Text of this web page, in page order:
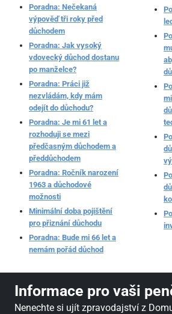
Poradna: Nečekaná
výpověď tři roky před
důchodem
Poradna: Jak vysoký
vdovecký důchod dostanu
po manželce?
Poradna: Práci již
nezvládám, kdy mám
odejít do důchodu?
Poradna: Je mi 61 let a
rozhoduji se mezi
předčasným důchodem a
předdůchodem
Poradna: Ročník narození
1963 a důchodové
možnosti
Minimální doba pojištění
pro přiznání důchodu
Poradna: Bude mi 66 let a
nemám pořád důchod
Informace pro vaši
Nenechte si ujít zpravodajství z